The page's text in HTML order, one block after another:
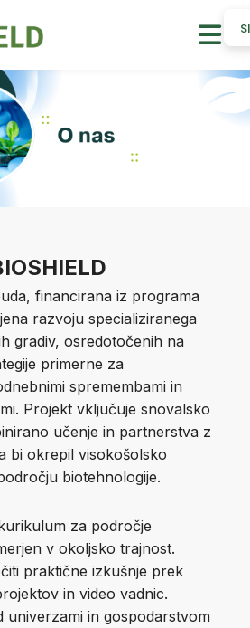
financirana iz programa
razvoju specializiranega
gradiv, osredotočenih na
primerne za
spremembami in
Projekt vključuje snovalsko
učenje in partnerstva z
bi okrepil visokošolsko
biotehnologije.
za področje
v okoljsko trajnost.
praktične izkušnje prek
in video vadnic.
univerzami in gospodarstvom